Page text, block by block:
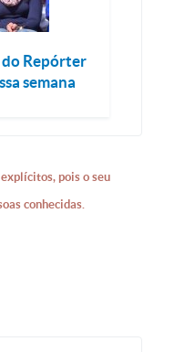
do Repórter
semana
pois o seu
conhecidas.